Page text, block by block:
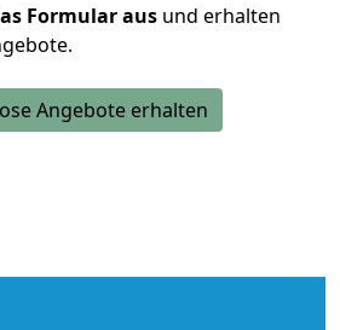
Formular aus und erhalten
Angebote erhalten